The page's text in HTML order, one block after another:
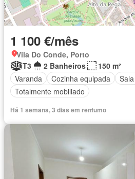
1 100 €/mês
Vila Do Conde, Porto
T3
2 Banheiros
150 m²
Varanda
Cozinha equipada
Totalmente mobiliado
Há 1 semana, 3 dias em rentumo